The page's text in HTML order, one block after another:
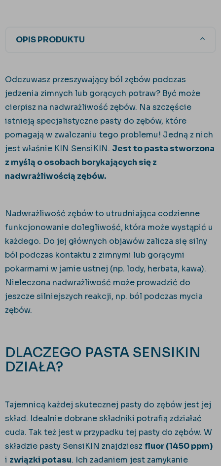
OPIS PRODUKTU
Odczuwasz przeszywający ból zębów podczas
jedzenia zimnych lub gorących potraw? Być może
cierpisz na nadwrażliwość zębów. Na szczęście
istnieją specjalistyczne pasty do zębów, które
pomagają w zwalczaniu tego problemu! Jedną z nich
jest właśnie KIN SensiKIN. Jest to pasta stworzona
z myślą o osobach borykających się z
nadwrażliwością zębów.
Nadwrażliwość zębów to utrudniająca codzienne
funkcjonowanie dolegliwość, która może wystąpić u
każdego. Do jej głównych objawów zalicza się silny
ból podczas kontaktu z zimnymi lub gorącymi
pokarmami w jamie ustnej (np. lody, herbata, kawa).
Nieleczona nadwrażliwość może prowadzić do
jeszcze silniejszych reakcji, np. ból podczas mycia
zębów.
DLACZEGO PASTA SENSIKIN
DZIAŁA?
Tajemnicą każdej skutecznej pasty do zębów jest jej
skład. Idealnie dobrane składniki potrafią zdziałać
cuda. Tak też jest w przypadku tej pasty do zębów. W
składzie pasty SensiKIN znajdziesz fluor (1450 ppm)
i związki potasu. Ich zadaniem jest zamykanie